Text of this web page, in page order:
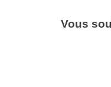
Vous